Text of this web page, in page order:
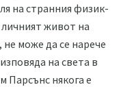
на странния физик-
живот на
може да се нарече
на света в
Парсънс някога е